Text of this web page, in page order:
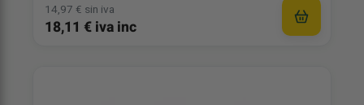
14,97 € sin iva
18,11 € iva inc